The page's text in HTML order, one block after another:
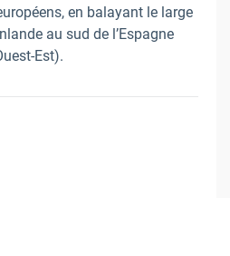
en balayant le large
au sud de l’Espagne
Est).